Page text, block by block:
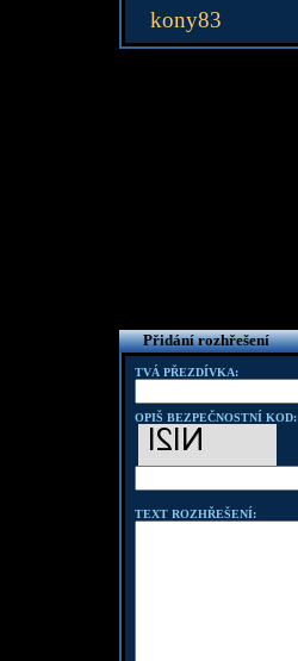
kony83
Přidání rozhřešení
TVÁ PŘEZDÍVKA:
OPIŠ BEZPEČNOSTNÍ KOD:
TEXT ROZHŘEŠENÍ: